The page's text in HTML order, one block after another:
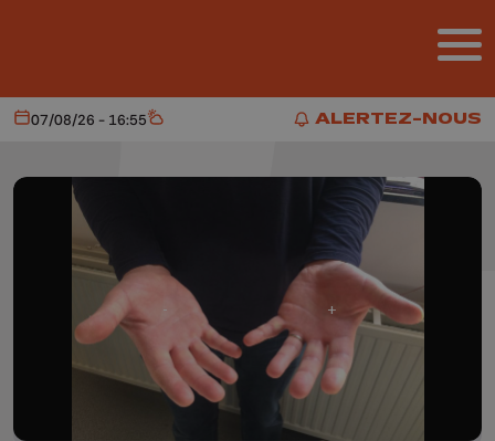
ALERTEZ-NOUS
ALERTEZ-NOUS
Aujourd'hui
07/08/26 - 16:55 Météo